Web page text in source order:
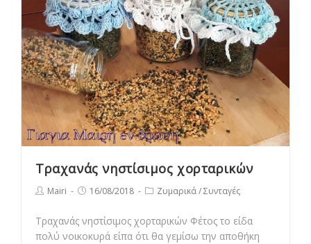
Τραχανάς νηστίσιμος χορταρικών
PostMairi
Post16/08/2018
PostΖυμαρικά/Συνταγές
Τραχανάς νηστίσιμος χορταρικών Φέτος το είδα
πολύ νοικοκυρά είπα ότι θα γεμίσω την αποθήκη